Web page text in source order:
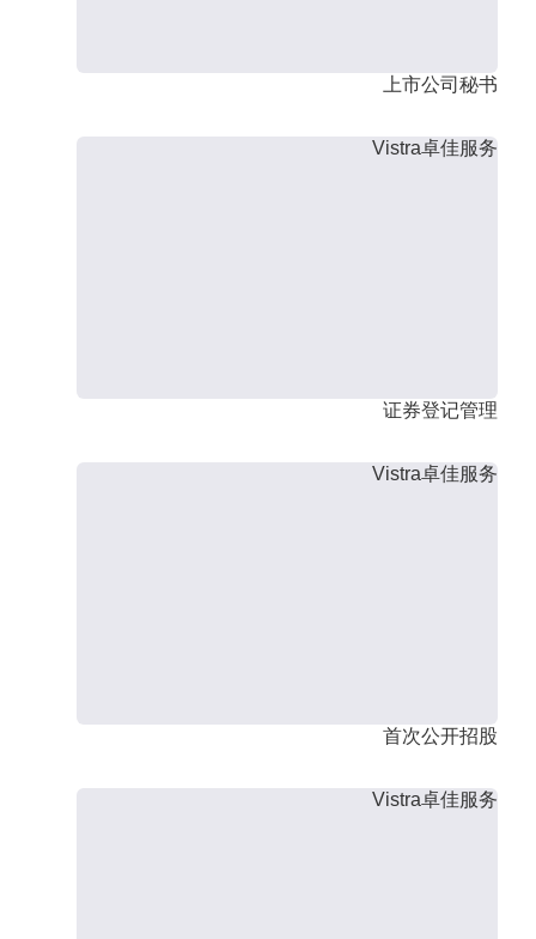
上市公司秘书
Vistra卓佳服务
证券登记管理
Vistra卓佳服务
首次公开招股
Vistra卓佳服务